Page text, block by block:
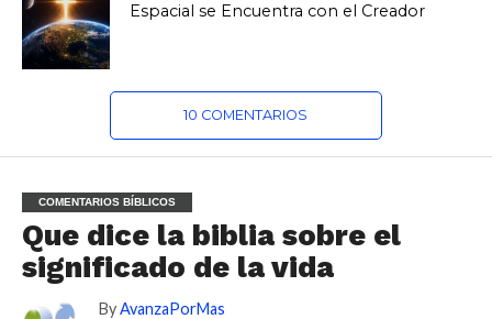
Espacial se Encuentra con el Creador
10 COMENTARIOS
COMENTARIOS BÍBLICOS
Que dice la biblia sobre el
significado de la vida
By AvanzaPorMas